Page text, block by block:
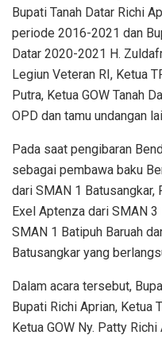
Bupati Tanah Datar Richi
periode 2016-2021 dan
Datar 2020-2021 H.
Legiun Veteran RI, Ketua
Putra, Ketua GOW Tanah
OPD dan tamu undangan
Pada saat pengibaran
sebagai pembawa baku
dari SMAN 1 Batusangkar,
Exel Aptenza dari SMAN
SMAN 1 Batipuh Baruah
Batusangkar yang
Dalam acara tersebut,
Bupati Richi Aprian, Ketua
Ketua GOW Ny. Patty